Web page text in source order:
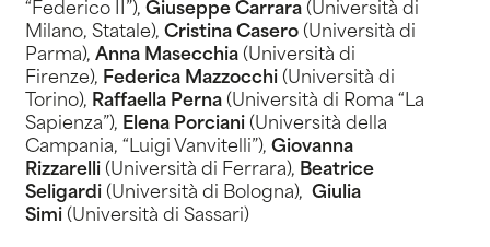
“Federico II”), Giuseppe Carrara (Università di
Milano, Statale), Cristina Casero (Università di
Parma), Anna Masecchia (Università di
Firenze), Federica Mazzocchi (Università di
Torino), Raffaella Perna (Università di Roma “La
Sapienza”), Elena Porciani (Università della
Campania, “Luigi Vanvitelli”), Giovanna
Rizzarelli (Università di Ferrara), Beatrice
Seligardi (Università di Bologna), Giulia
Simi (Università di Sassari)